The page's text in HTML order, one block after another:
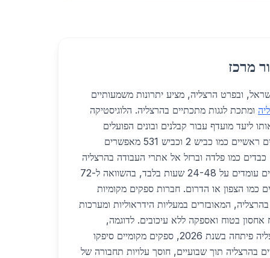
מרכז
בישראל, ובפרט הרצליה, מציע יתרונות משמעותיים
ומתכת לגגות מתכתיים בהרצליה. הלוגיסטיקה
ליעד מועדף עבור קבלנים ובונים הפועלים
בפרויקטי בנייה גדולים. כבישים ראשיים כמו כביש 2 וכביש 531 מאפשרים
כמו פלדה וברזל אל אתרי העבודה בהרצליה
ובסביבה. זמני אספקה ממוצעים עומדים על 24-48 שעות בלבד, בהשוואה ל-72
כמו הצפון או הדרום. חברות ספקים מקומיות
המאובזרים במעליות הידראוליות ומערכות
בטוח ואספקה ללא עיכובים. לדוגמה,
בפרויקט גגות מתכתיים בהרצליה פיתחה בשנת 2026, ספקים מקומיים סיפקו
בהרצליה תוך שבועיים, חוסך עלויות תחבורה של